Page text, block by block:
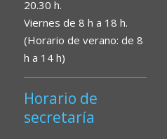
20.30 h.
Viernes de 8 h a 18 h.
(Horario de verano: de 8
h a 14 h)
Horario de
secretaría